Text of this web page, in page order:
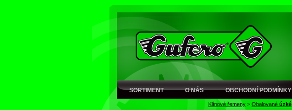
SORTIMENT O NÁS OBCHODNÍ PODMÍNKY
Klínové řemeny > Obalované úzké